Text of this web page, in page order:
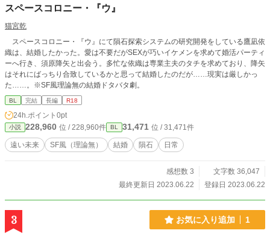
スペースコロニー・『ウ』
猫宮乾
スペースコロニー・『ウ』にて隕石探索システムの研究開発をしている鷹凪依
織は、結婚したかった。愛は不要だがSEXが巧いイケメンを求めて婚活パーティ
ーへ行き、須原降矢と出会う。多忙な依織は専業主夫のタチを求めており、降矢
はそれにばっちり合致しているかと思って結婚したのだが……現実は厳しかっ
た……。※SF風理論無の結婚ドタバタ劇。
BL 完結 長編 R18
24h.ポイント 0pt
小説 228,960 位 / 228,960件 BL 31,471 位 / 31,471件
遠い未来 SF風（理論無） 結婚 隕石 日常
感想数 3
文字数 36,047
最終更新日 2023.06.22
登録日 2023.06.22
3 お気に入り追加 1